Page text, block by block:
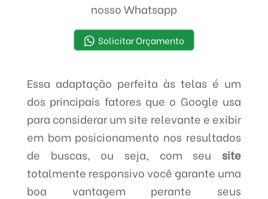
nosso Whatsapp
Solicitar Orçamento
Essa adaptação perfeita às telas é um
dos principais fatores que o Google usa
para considerar um site relevante e exibir
em bom posicionamento nos resultados
de buscas, ou seja, com seu site
totalmente responsivo você garante uma
boa vantagem perante seus